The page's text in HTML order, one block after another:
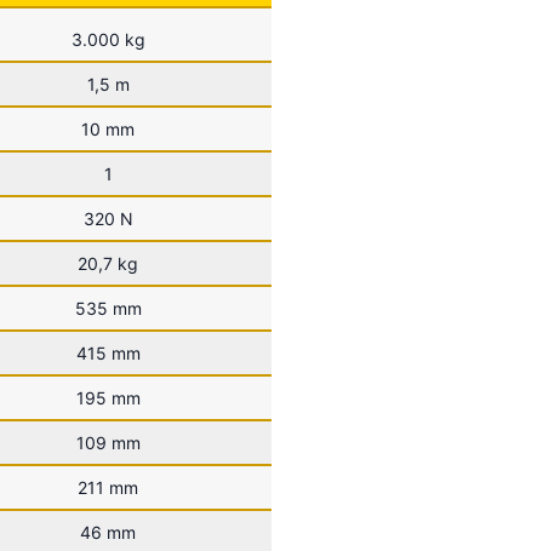
3.000 kg
1,5 m
10 mm
1
320 N
20,7 kg
535 mm
415 mm
195 mm
109 mm
211 mm
46 mm